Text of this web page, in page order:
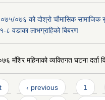
०७६ को दोश्रो चौमासिक सामाजिक
८ वडाका लाभग्राहिको बिबरण
मंशिर महिनाको व्यक्तिगत घटना दर्ता
‹ previous 1